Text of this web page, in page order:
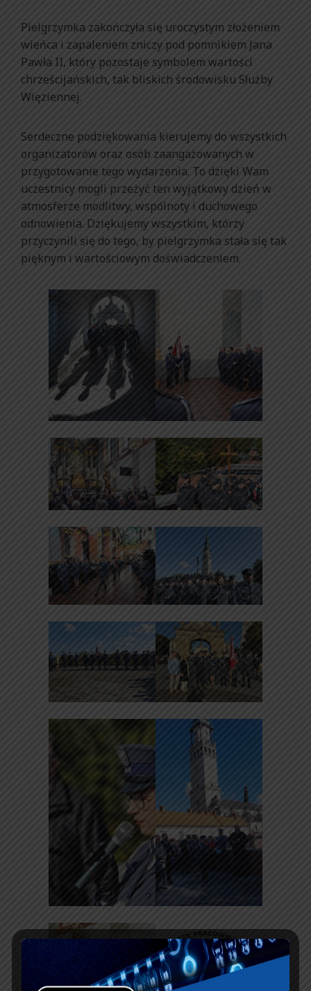
Pielgrzymka zakończyła się uroczystym złożeniem
wieńca i zapaleniem zniczy pod pomnikiem Jana
Pawła II, który pozostaje symbolem wartości
chrześcijańskich, tak bliskich środowisku Służby
Więziennej.
Serdeczne podziękowania kierujemy do wszystkich
organizatorów oraz osób zaangażowanych w
przygotowanie tego wydarzenia. To dzięki Wam
uczestnicy mogli przeżyć ten wyjątkowy dzień w
atmosferze modlitwy, wspólnoty i duchowego
odnowienia. Dziękujemy wszystkim, którzy
przyczynili się do tego, by pielgrzymka stała się tak
pięknym i wartościowym doświadczeniem.